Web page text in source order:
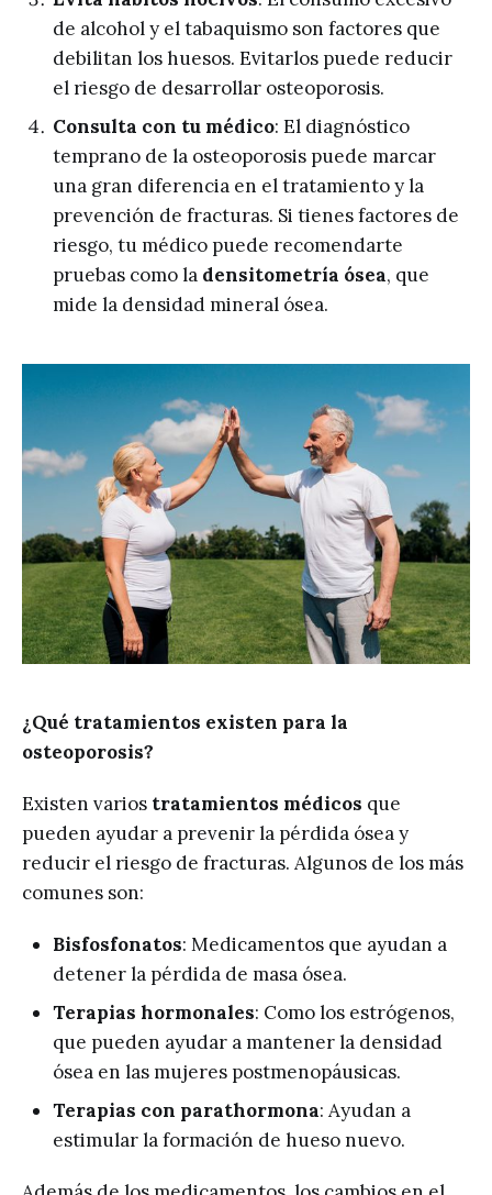
de alcohol y el tabaquismo son factores que
debilitan los huesos. Evitarlos puede reducir
el riesgo de desarrollar osteoporosis.
Consulta con tu médico: El diagnóstico
temprano de la osteoporosis puede marcar
una gran diferencia en el tratamiento y la
prevención de fracturas. Si tienes factores de
riesgo, tu médico puede recomendarte
pruebas como la densitometría ósea, que
mide la densidad mineral ósea.
¿Qué tratamientos existen para la
osteoporosis?
Existen varios tratamientos médicos que
pueden ayudar a prevenir la pérdida ósea y
reducir el riesgo de fracturas. Algunos de los más
comunes son:
Bisfosfonatos: Medicamentos que ayudan a
detener la pérdida de masa ósea.
Terapias hormonales: Como los estrógenos,
que pueden ayudar a mantener la densidad
ósea en las mujeres postmenopáusicas.
Terapias con parathormona: Ayudan a
estimular la formación de hueso nuevo.